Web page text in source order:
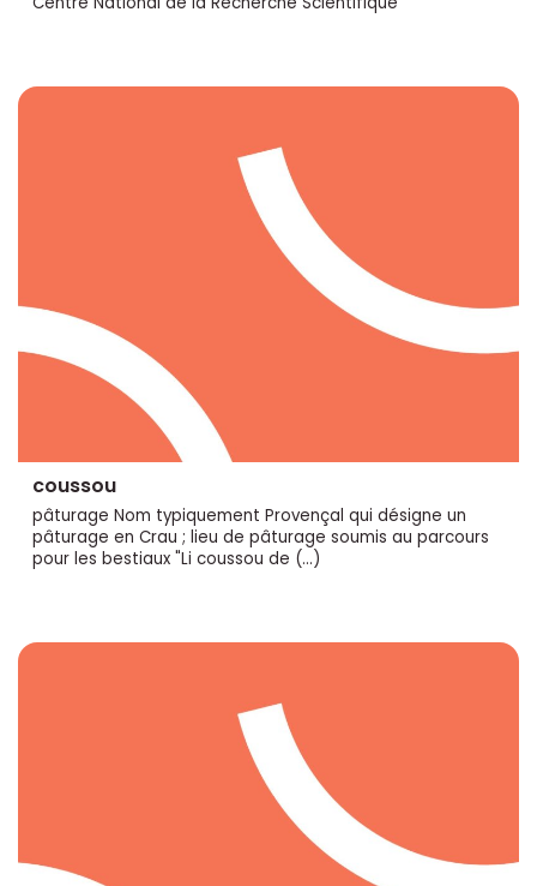
coussou
pâturage Nom typiquement Provençal qui désigne un
pâturage en Crau ; lieu de pâturage soumis au parcours
pour les bestiaux "Li coussou de (…)